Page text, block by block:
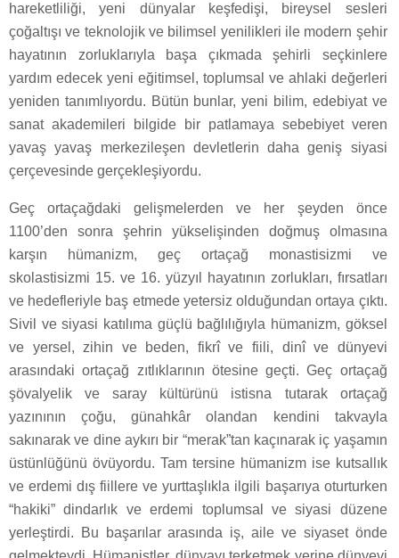
hareketliliği, yeni dünyalar keşfedişi, bireysel sesleri
çoğaltışı ve teknolojik ve bilimsel yenilikleri ile modern şehir
hayatının zorluklarıyla başa çıkmada şehirli seçkinlere
yardım edecek yeni eğitimsel, toplumsal ve ahlaki değerleri
yeniden tanımlıyordu. Bütün bunlar, yeni bilim, edebiyat ve
sanat akademileri bilgide bir patlamaya sebebiyet veren
yavaş yavaş merkezileşen devletlerin daha geniş siyasi
çerçevesinde gerçekleşiyordu.
Geç ortaçağdaki gelişmelerden ve her şeyden önce
1100’den sonra şehrin yükselişinden doğmuş olmasına
karşın hümanizm, geç ortaçağ monastisizmi ve
skolastisizmi 15. ve 16. yüzyıl hayatının zorlukları, fırsatları
ve hedefleriyle baş etmede yetersiz olduğundan ortaya çıktı.
Sivil ve siyasi katılıma güçlü bağlılığıyla hümanizm, göksel
ve yersel, zihin ve beden, fikrî ve fiili, dinî ve dünyevi
arasındaki ortaçağ zıtlıklarının ötesine geçti. Geç ortaçağ
şövalyelik ve saray kültürünü istisna tutarak ortaçağ
yazınının çoğu, günahkâr olandan kendini takvayla
sakınarak ve dine aykırı bir “merak”tan kaçınarak iç yaşamın
üstünlüğünü övüyordu. Tam tersine hümanizm ise kutsallık
ve erdemi dış fiillere ve yurttaşlıkla ilgili başarıya oturturken
“hakiki” dindarlık ve erdemi toplumsal ve siyasi düzene
yerleştirdi. Bu başarılar arasında iş, aile ve siyaset önde